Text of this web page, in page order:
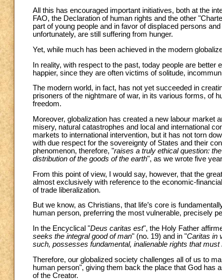
All this has encouraged important initiatives, both at the
FAO, the Declaration of human rights and the other
part of young people and in favor of displaced persons
unfortunately, are still suffering from hunger.
Yet, while much has been achieved in the modern
In reality, with respect to the past, today people are
happier, since they are often victims of solitude,
The modern world, in fact, has not yet succeeded in
prisoners of the nightmare of war, in its various forms, of
freedom.
Moreover, globalization has created a new labour market
misery, natural catastrophes and local and international
markets to international intervention, but it has not torn
with due respect for the sovereignty of States and their
phenomenon, therefore, "raises a truly ethical question:
distribution of the goods of the earth", as we wrote five
From this point of view, I would say, however, that the
almost exclusively with reference to the economic-
of trade liberalization.
But we know, as Christians, that life’s core is
human person, preferring the most vulnerable, precisely
In the Encyclical "Deus caritas est", the Holy Father
seeks the integral good of man" (no. 19) and in "Caritas in
such, possesses fundamental, inalienable rights that
Therefore, our globalized society challenges all of us to
human person", giving them back the place that God has
of the Creator.